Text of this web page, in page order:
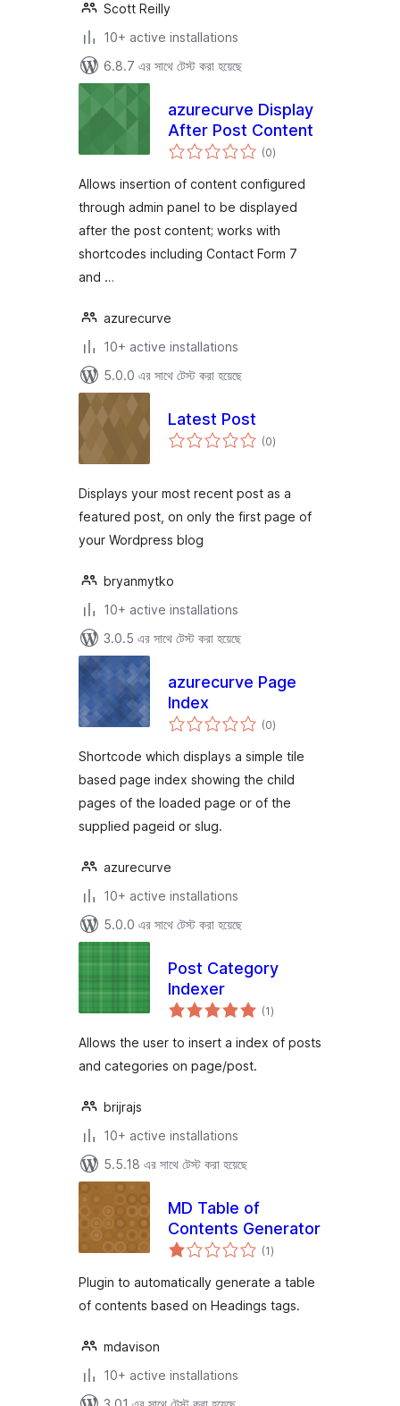
Scott Reilly
10+ active installations
6.8.7 এর সাথে টেস্ট করা হয়েছে
azurecurve Display
After Post Content
(0total
ratings
)
Allows insertion of content configured
through admin panel to be displayed
after the post content; works with
shortcodes including Contact Form 7
and …
azurecurve
10+ active installations
5.0.0 এর সাথে টেস্ট করা হয়েছে
Latest Post
(0total
ratings
)
Displays your most recent post as a
featured post, on only the first page of
your Wordpress blog
bryanmytko
10+ active installations
3.0.5 এর সাথে টেস্ট করা হয়েছে
azurecurve Page
Index
(0total
ratings
)
Shortcode which displays a simple tile
based page index showing the child
pages of the loaded page or of the
supplied pageid or slug.
azurecurve
10+ active installations
5.0.0 এর সাথে টেস্ট করা হয়েছে
Post Category
Indexer
(1total
ratings
)
Allows the user to insert a index of posts
and categories on page/post.
brijrajs
10+ active installations
5.5.18 এর সাথে টেস্ট করা হয়েছে
MD Table of
Contents Generator
(1total
ratings
)
Plugin to automatically generate a table
of contents based on Headings tags.
mdavison
10+ active installations